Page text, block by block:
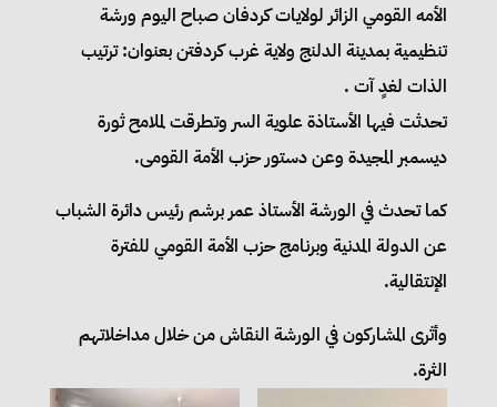
الأمه القومي الزائر لولايات كردفان صباح اليوم ورشة
تنظيمية بمدينة الدلنج ولاية غرب كردفتن بعنوان: ترتيب
الذات لغدٍ آت .
تحدثت فيها الأستاذة علوية السر وتطرقت لملامح ثورة
ديسمبر المجيدة وعن دستور حزب الأمة القومى.
كما تحدث في الورشة الأستاذ عمر برشم رئيس دائرة الشباب
عن الدولة المدنية وبرنامج حزب الأمة القومي للفترة
الإنتقالية.
وأثرى المشاركون في الورشة النقاش من خلال مداخلاتهم
الثرة.